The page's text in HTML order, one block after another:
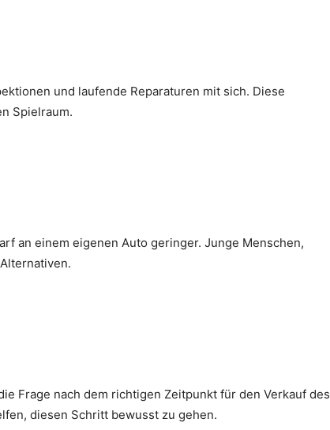
und laufende Reparaturen mit sich. Diese
Spielraum.
an einem eigenen Auto geringer. Junge Menschen,
Frage nach dem richtigen Zeitpunkt für den Verkauf des
diesen Schritt bewusst zu gehen.